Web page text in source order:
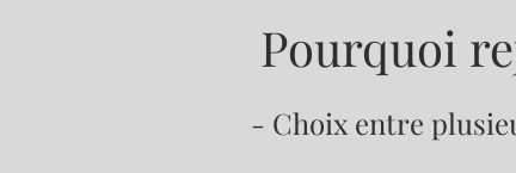
Pourquoi
- Choix entre